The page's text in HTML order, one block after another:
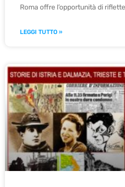
Roma offre l’opportunità di
LEGGI TUTTO »